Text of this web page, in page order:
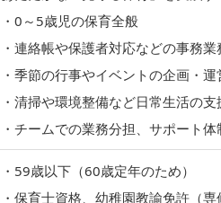
・0～5歳児の保育全般
・連絡帳や保護者対応などの事務業
・季節の行事やイベントの企画・運
・清掃や環境整備など日常生活の支
・チームでの業務分担、サポート体
・59歳以下（60歳定年のため）
・保育士資格、幼稚園教諭免許（